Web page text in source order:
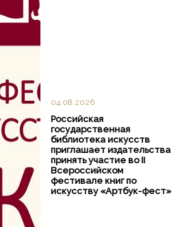
04.08.2026
Российская
государственная
библиотека искусств
приглашает издательства
принять участие во II
Всероссийском
фестивале книг по
искусству «Артбук-фест»